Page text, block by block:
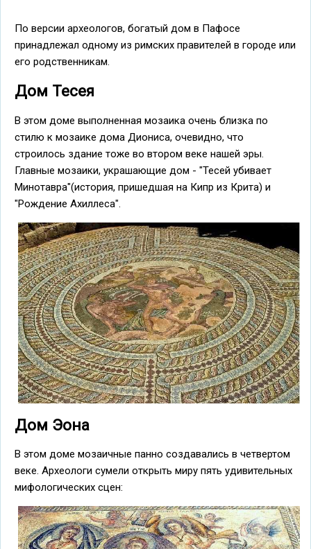
По версии археологов, богатый дом в Пафосе
принадлежал одному из римских правителей в городе или
его родственникам.
Дом Тесея
В этом доме выполненная мозаика очень близка по
стилю к мозаике дома Диониса, очевидно, что
строилось здание тоже во втором веке нашей эры.
Главные мозаики, украшающие дом - "Тесей убивает
Минотавра"(история, пришедшая на Кипр из Крита) и
"Рождение Ахиллеса".
Дом Эона
В этом доме мозаичные панно создавались в четвертом
веке. Археологи сумели открыть миру пять удивительных
мифологических сцен: